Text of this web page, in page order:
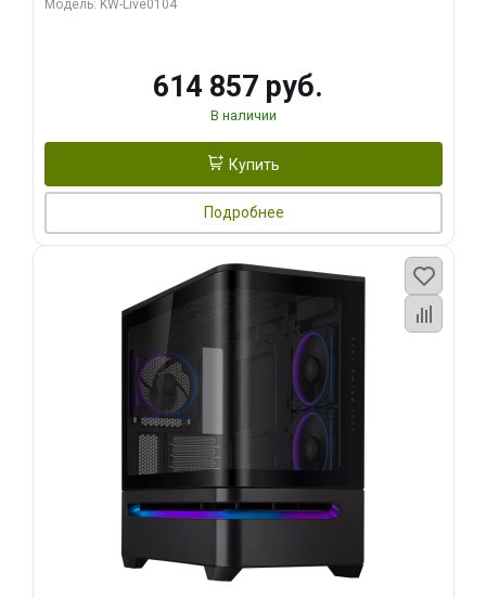
Модель: KW-Live0104
614 857 руб.
В наличии
Купить
Подробнее